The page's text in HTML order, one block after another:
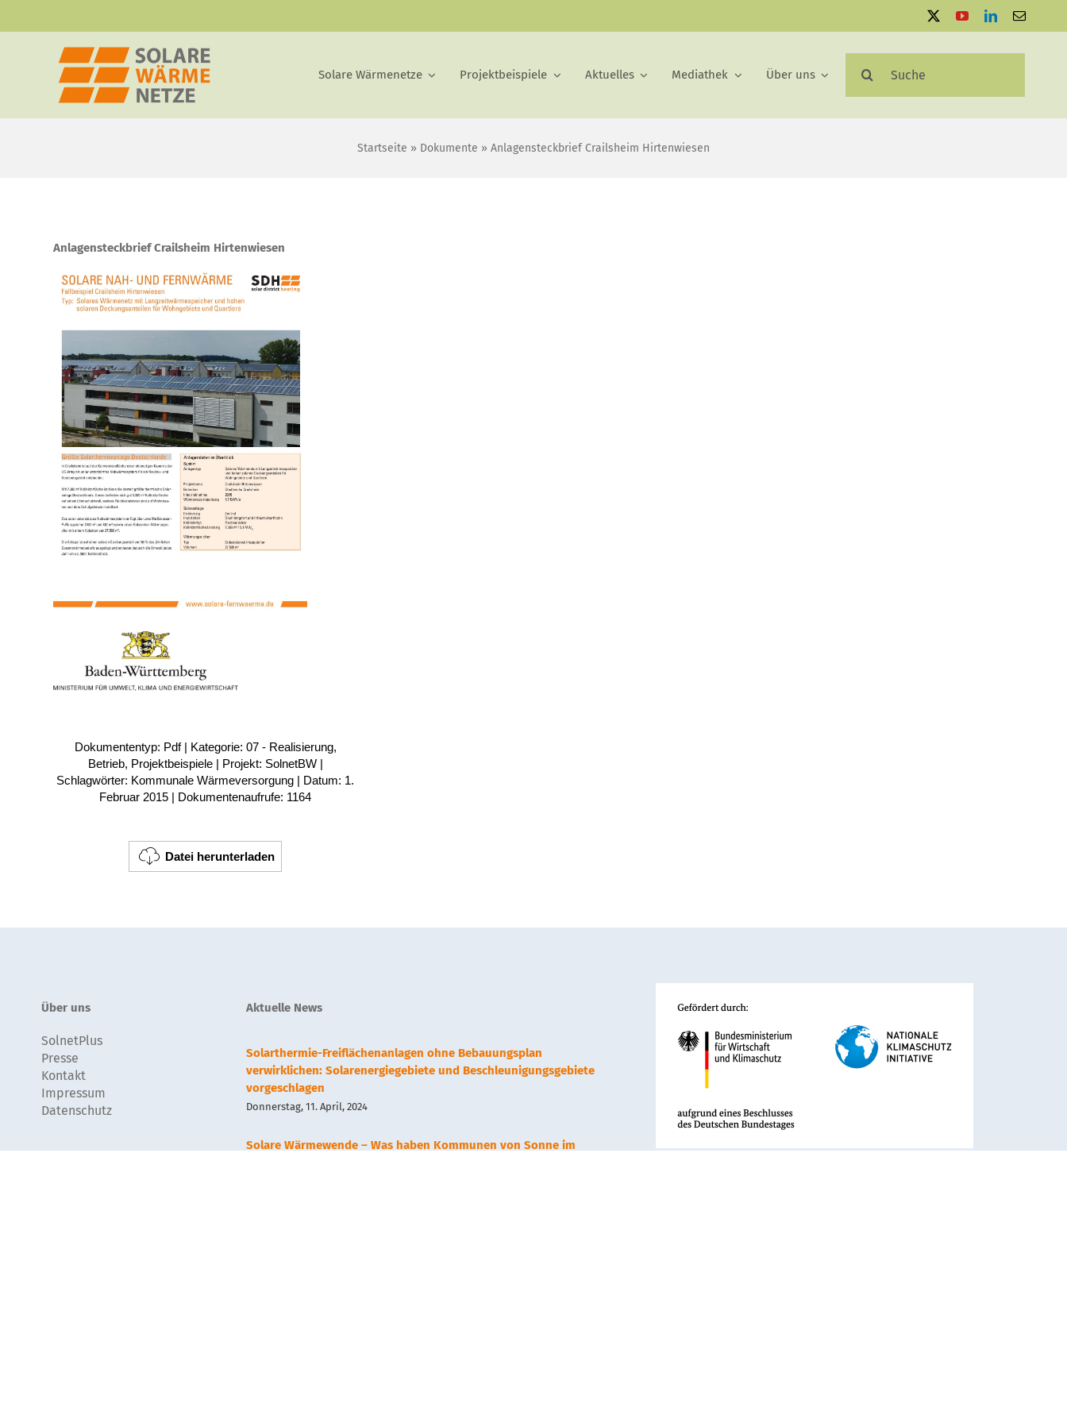
Solare Wärmenetze Projektbeispiele Aktuelles Mediathek Über uns
nach:
Startseite » Dokumente » Anlagensteckbrief Crailsheim Hirtenwiesen
Anlagensteckbrief Crailsheim Hirtenwiesen
Dokumententyp: Pdf | Kategorie: 07 - Realisierung,
Betrieb, Projektbeispiele | Projekt: SolnetBW |
Schlagwörter: Kommunale Wärmeversorgung | Datum: 1.
Februar 2015 | Dokumentenaufrufe: 1164
Datei herunterladen
Über uns
SolnetPlus
Presse
Kontakt
Impressum
Datenschutz
Aktuelle News
Solarthermie-Freiflächenanlagen ohne Bebauungsplan
verwirklichen: Solarenergiegebiete und Beschleunigungsgebiete
vorgeschlagen
Donnerstag, 11. April, 2024
Solare Wärmewende – Was haben Kommunen von Sonne im